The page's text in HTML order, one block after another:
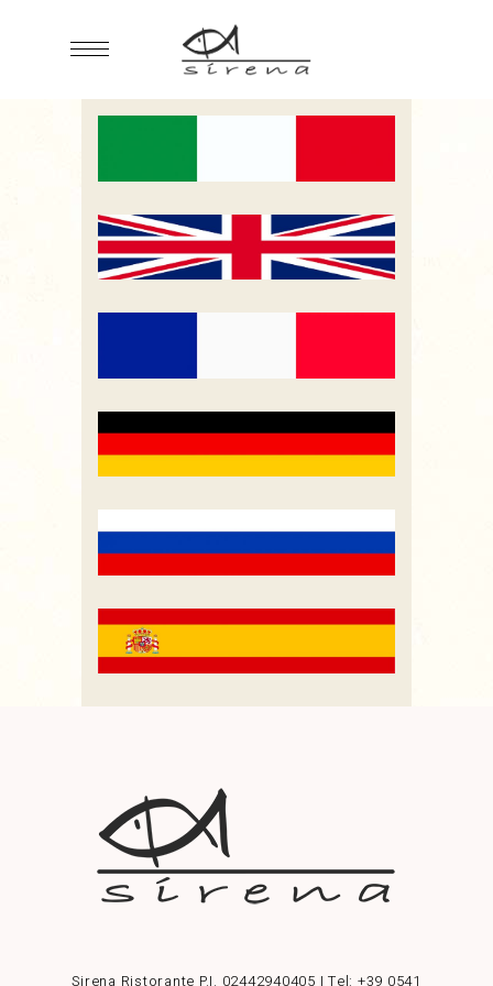
Sirena Ristorante P.I. 02442940405 | Tel: +39 0541